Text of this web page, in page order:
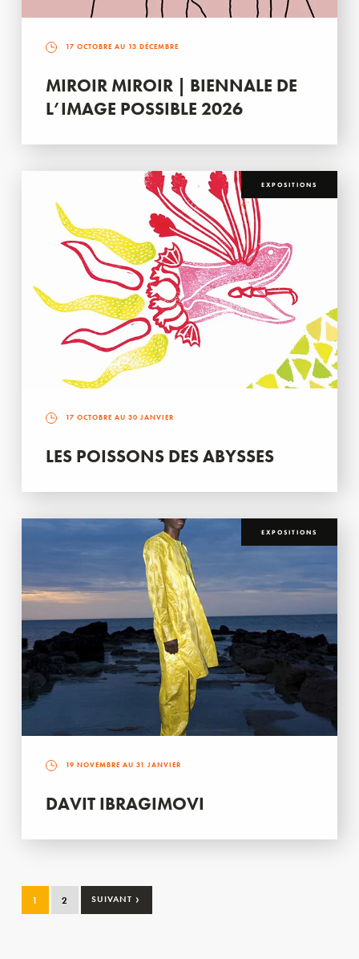
17 OCTOBRE AU 13 DÉCEMBRE
MIROIR MIROIR | BIENNALE DE
L’IMAGE POSSIBLE 2026
EXPOSITIONS
17 OCTOBRE AU 30 JANVIER
LES POISSONS DES ABYSSES
EXPOSITIONS
19 NOVEMBRE AU 31 JANVIER
DAVIT IBRAGIMOVI
1 2 SUIVANT ›